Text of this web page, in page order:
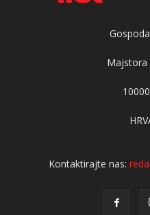
Majstora
Kontaktirajte nas: